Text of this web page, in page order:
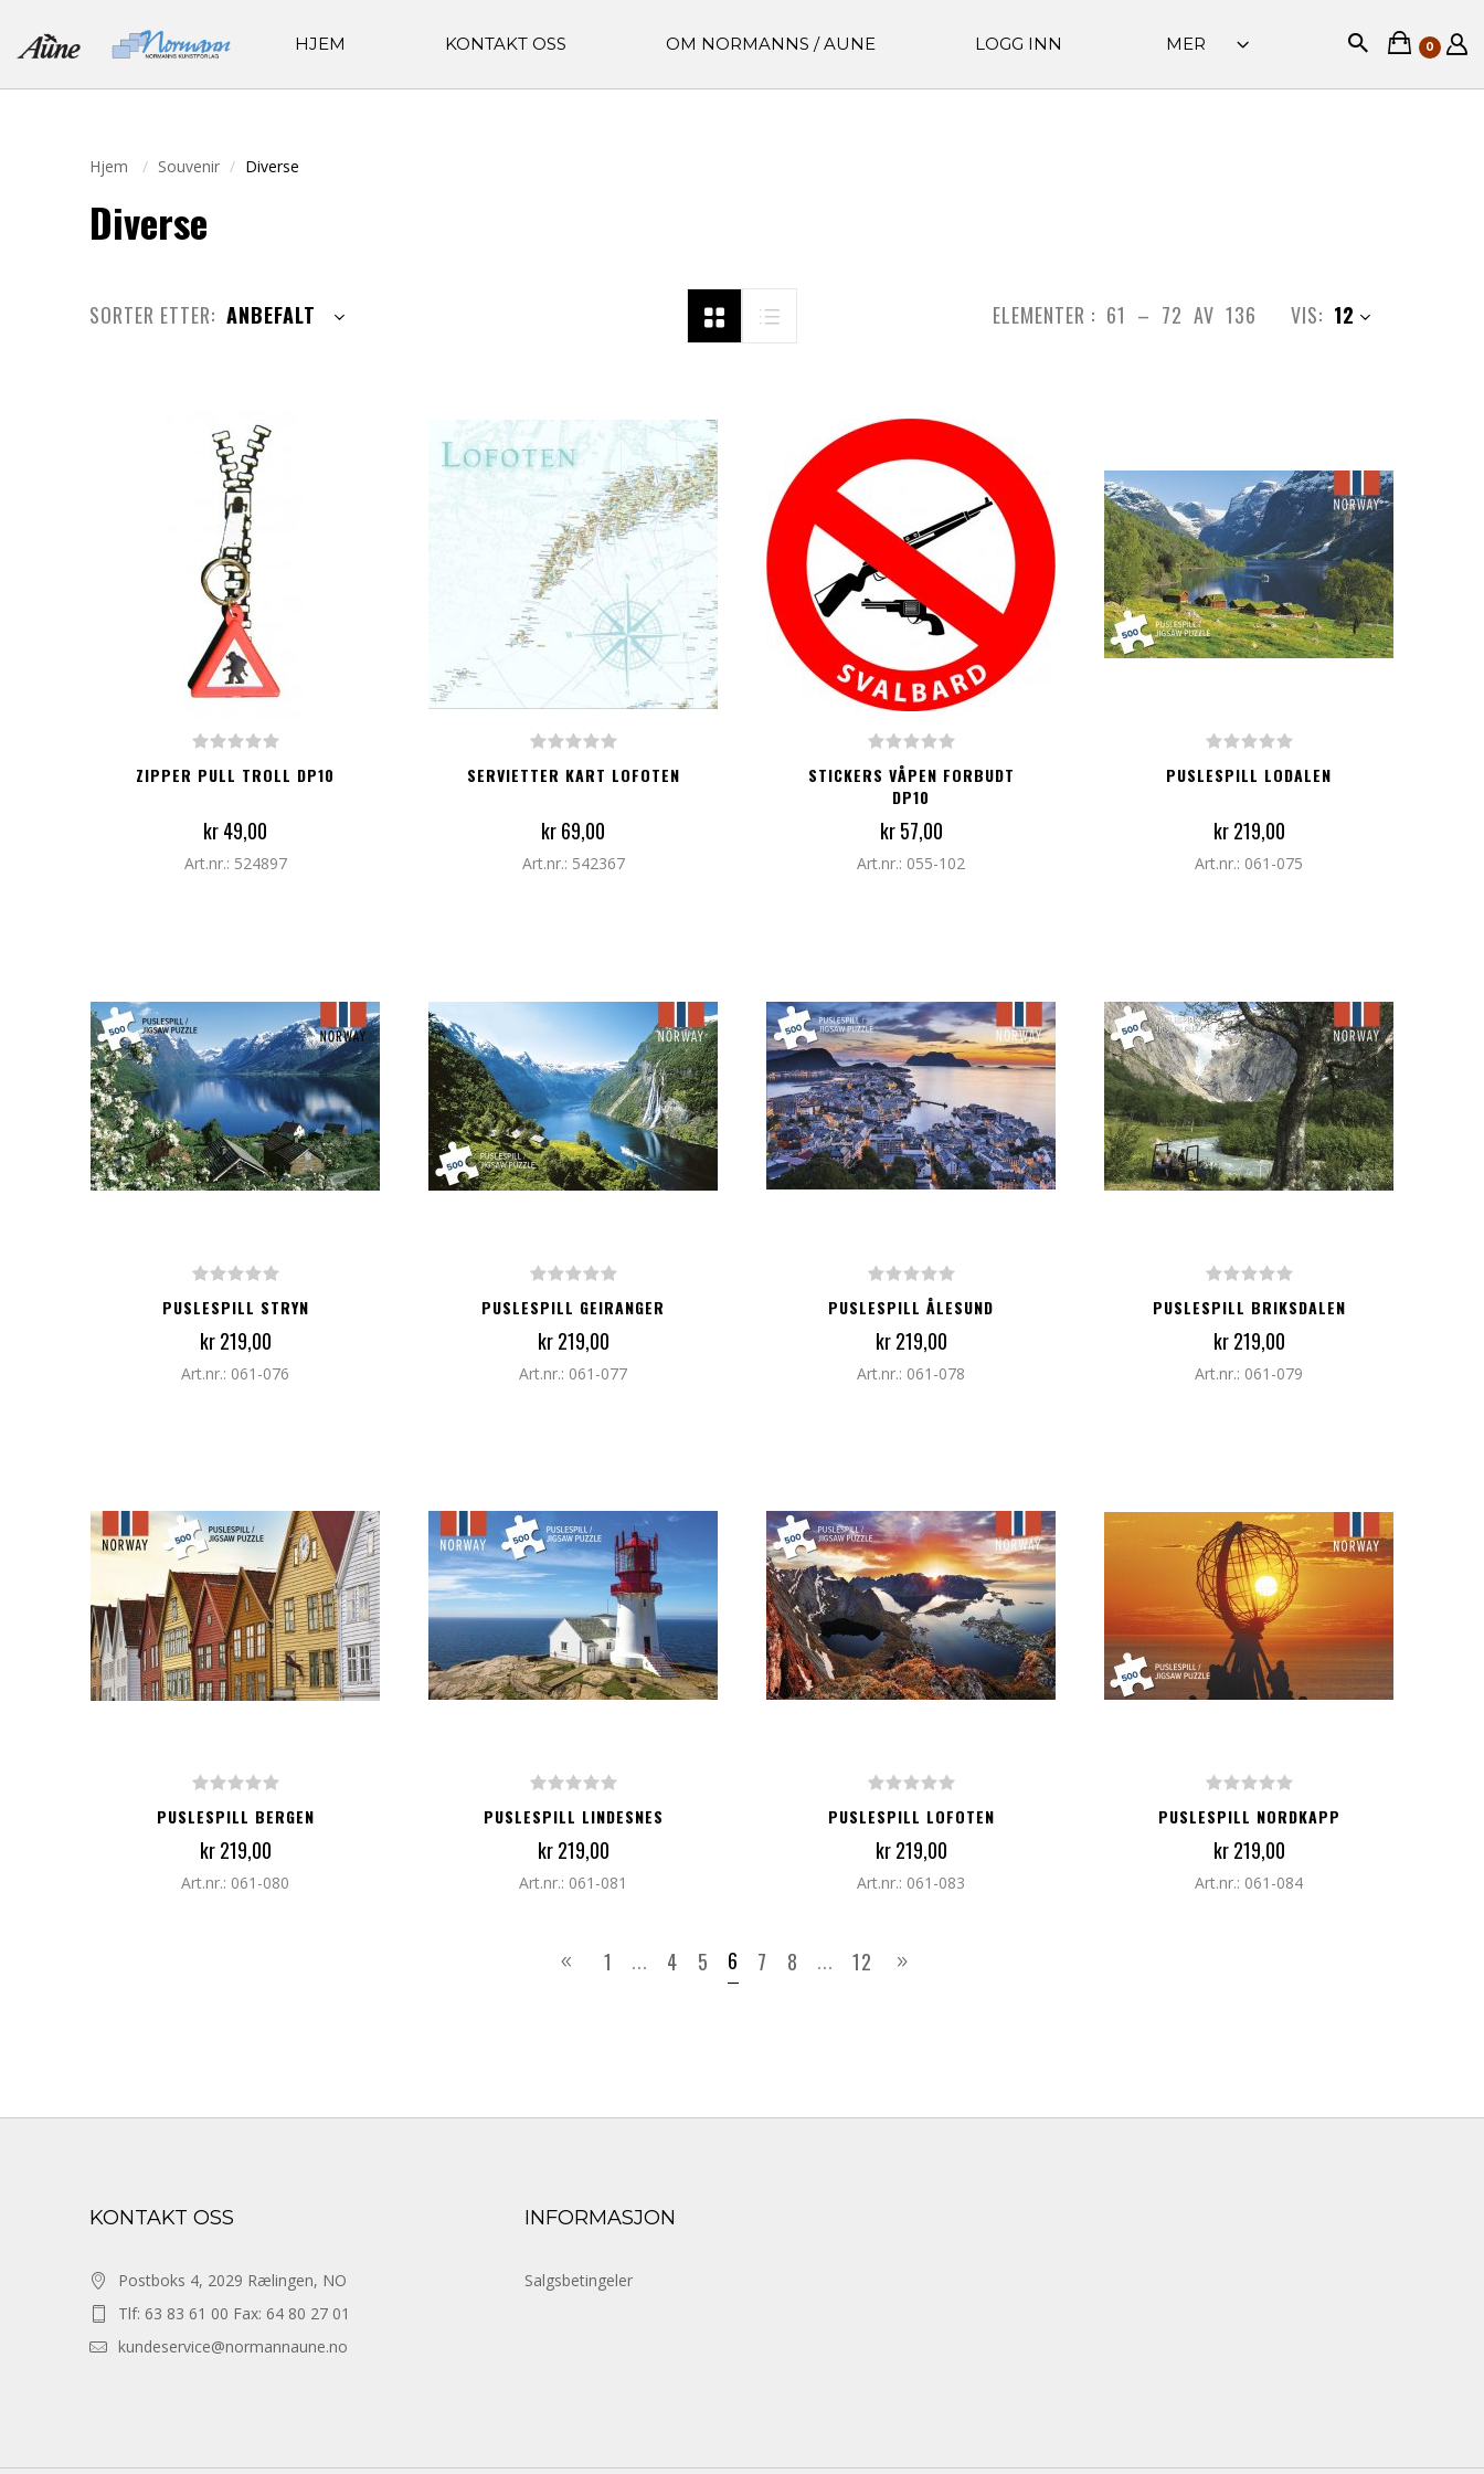
HJEM KONTAKT OSS OM NORMANNS / AUNE LOGG INN MER 0
Hjem Souvenir Diverse
Diverse
ELEMENTER : 61 – 72 AV 136 VIS: 12
SORTER ETTER: ANBEFALT
LEGG TIL I HANDLEKURV
ZIPPER PULL TROLL DP10
kr 49,00
Art.nr.: 524897
LEGG TIL I HANDLEKURV
SERVIETTER KART LOFOTEN
kr 69,00
Art.nr.: 542367
LEGG TIL I HANDLEKURV
STICKERS VÅPEN FORBUDT
DP10
kr 57,00
Art.nr.: 055-102
LEGG TIL I HANDLEKURV
PUSLESPILL LODALEN
kr 219,00
Art.nr.: 061-075
LEGG TIL I HANDLEKURV
PUSLESPILL STRYN
kr 219,00
Art.nr.: 061-076
LEGG TIL I HANDLEKURV
PUSLESPILL GEIRANGER
kr 219,00
Art.nr.: 061-077
LEGG TIL I HANDLEKURV
PUSLESPILL ÅLESUND
kr 219,00
Art.nr.: 061-078
LEGG TIL I HANDLEKURV
PUSLESPILL BRIKSDALEN
kr 219,00
Art.nr.: 061-079
LEGG TIL I HANDLEKURV
PUSLESPILL BERGEN
kr 219,00
Art.nr.: 061-080
LEGG TIL I HANDLEKURV
PUSLESPILL LINDESNES
kr 219,00
Art.nr.: 061-081
LEGG TIL I HANDLEKURV
PUSLESPILL LOFOTEN
kr 219,00
Art.nr.: 061-083
LEGG TIL I HANDLEKURV
PUSLESPILL NORDKAPP
kr 219,00
Art.nr.: 061-084
1 ... 4 5 6 7 8 ... 12
KONTAKT OSS
Postboks 4, 2029 Rælingen, NO
Tlf: 63 83 61 00 Fax: 64 80 27 01
kundeservice@normannaune.no
INFORMASJON
Salgsbetingeler